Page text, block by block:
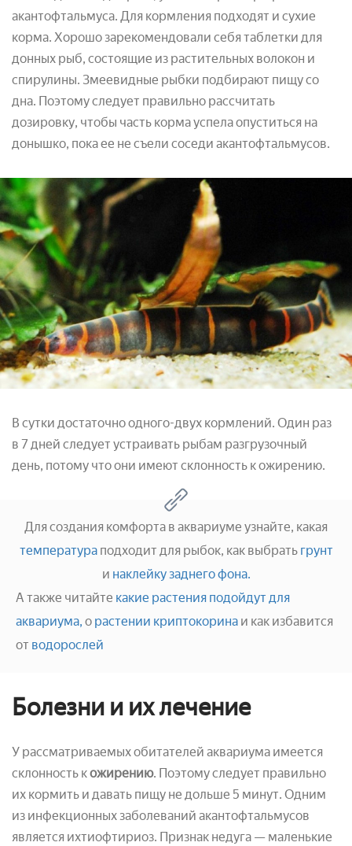
акантофтальмуса. Для кормления подходят и сухие
корма. Хорошо зарекомендовали себя таблетки для
донных рыб, состоящие из растительных волокон и
спирулины. Змеевидные рыбки подбирают пищу со
дна. Поэтому следует правильно рассчитать
дозировку, чтобы часть корма успела опуститься на
донышко, пока ее не съели соседи акантофтальмусов.
В сутки достаточно одного-двух кормлений. Один раз
в 7 дней следует устраивать рыбам разгрузочный
день, потому что они имеют склонность к ожирению.
Для создания комфорта в аквариуме узнайте, какая
температураподходит для рыбок, как выбрать грунт
и наклейку заднего фона.
А также читайте какие растения подойдут для
аквариума, о растении криптокорина и как избавится
от водорослей
Болезни и их лечение
У рассматриваемых обитателей аквариума имеется
склонность кожирению. Поэтому следует правильно
их кормить и давать пищу не дольше 5 минут. Одним
из инфекционных заболеваний акантофтальмусов
является ихтиофтириоз. Признак недуга — маленькие